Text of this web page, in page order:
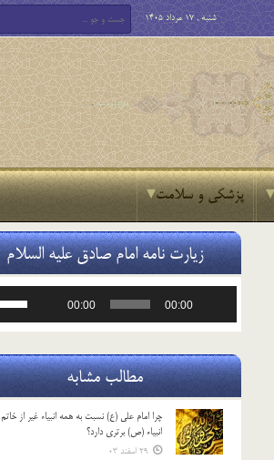
شنبه , 17 مرداد 1405
پزشکی و سلامت
زیارت نامه امام صادق علیه السلام
00:00
00:00
مطالب مشابه
چرا امام علی (ع) نسبت به همه انبیاء غیر از خاتم
انبیاء (ص) برتری دارد؟
29 اسفند 03